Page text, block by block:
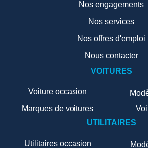
Nos engagements
Nos services
Nos offres d'emploi
Nous contacter
VOITURES
Voiture occasion
Marques de voitures
UTILITAIRES
Utilitaires occasion